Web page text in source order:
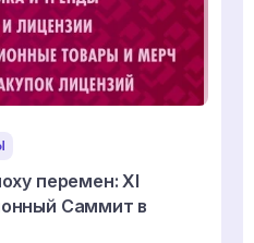
перемен: XI
Саммит в